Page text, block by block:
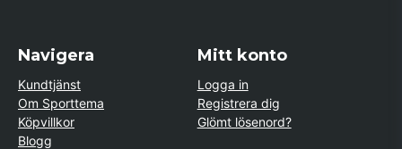
Navigera
Kundtjänst
Om Sporttema
Köpvillkor
Blogg
Mitt konto
Logga in
Registrera dig
Glömt lösenord?